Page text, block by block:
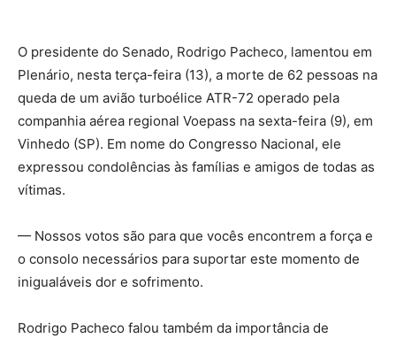
O presidente do Senado, Rodrigo Pacheco, lamentou em
Plenário, nesta terça-feira (13), a morte de 62 pessoas na
queda de um avião turboélice ATR-72 operado pela
companhia aérea regional Voepass na sexta-feira (9), em
Vinhedo (SP). Em nome do Congresso Nacional, ele
expressou condolências às famílias e amigos de todas as
vítimas.
— Nossos votos são para que vocês encontrem a força e
o consolo necessários para suportar este momento de
inigualáveis dor e sofrimento.
Rodrigo Pacheco falou também da importância de